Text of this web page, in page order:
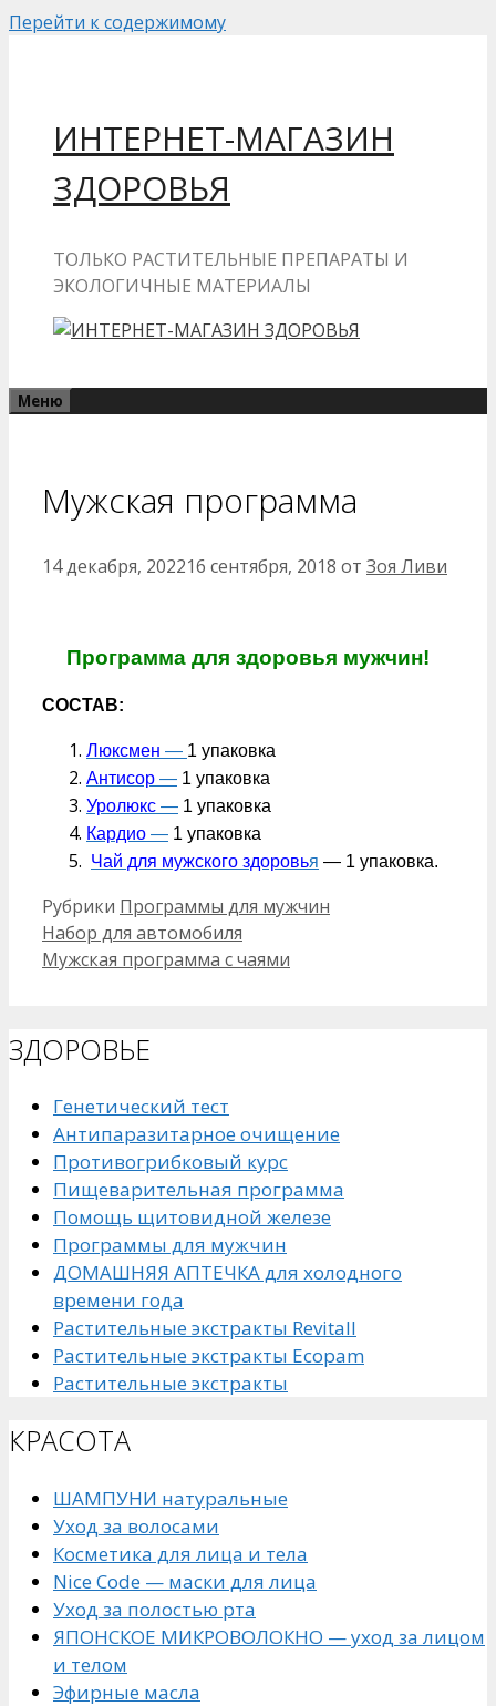
Перейти к содержимому
ИНТЕРНЕТ-МАГАЗИН
ЗДОРОВЬЯ
ТОЛЬКО РАСТИТЕЛЬНЫЕ ПРЕПАРАТЫ И
ЭКОЛОГИЧНЫЕ МАТЕРИАЛЫ
Меню
Мужская программа
14 декабря, 202216 сентября, 2018 от Зоя Ливи
Программа для здоровья мужчин!
СОСТАВ:
Люксмен — 1 упаковка
Антисор — 1 упаковка
Уролюкс — 1 упаковка
Кардио — 1 упаковка
Чай для мужского здоровья — 1 упаковка.
Рубрики Программы для мужчин
Набор для автомобиля
Мужская программа с чаями
ЗДОРОВЬЕ
Генетический тест
Антипаразитарное очищение
Противогрибковый курс
Пищеварительная программа
Помощь щитовидной железе
Программы для мужчин
ДОМАШНЯЯ АПТЕЧКА для холодного
времени года
Растительные экстракты Revitall
Растительные экстракты Ecopam
Растительные экстракты
КРАСОТА
ШАМПУНИ натуральные
Уход за волосами
Косметика для лица и тела
Nice Code — маски для лица
Уход за полостью рта
ЯПОНСКОЕ МИКРОВОЛОКНО — уход за лицом
и телом
Эфирные масла